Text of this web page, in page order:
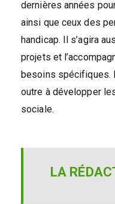
dernières années
ainsi que ceux des
handicap. Il s’agira
projets et
besoins spécifiques.
outre à développer
sociale.
LA